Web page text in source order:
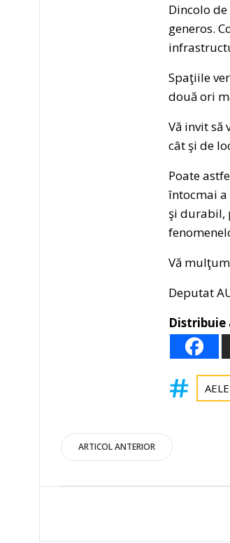
Dincolo
generos.
Spaţiile
două ori
Vă invit să
cât şi de
Poate
întocmai
şi durabil,
Vă
Deputat
Distribuie
Post
navigation
ARTICOL ANTERIOR